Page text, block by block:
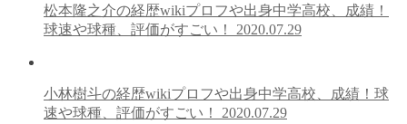
松本隆之介の経歴wikiプロフや出身中学高校、成績！
球速や球種、評価がすごい！ 2020.07.29
小林樹斗の経歴wikiプロフや出身中学高校、成績！球
速や球種、評価がすごい！ 2020.07.29